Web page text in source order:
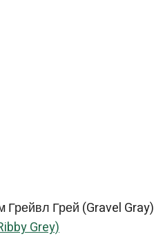
Грейвл Грей (Gravel Gray)
Grey)